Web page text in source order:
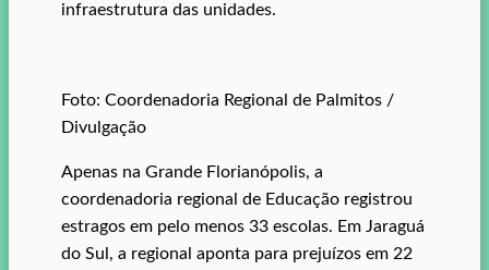
infraestrutura das unidades.
Foto: Coordenadoria Regional de Palmitos /
Divulgação
Apenas na Grande Florianópolis, a
coordenadoria regional de Educação registrou
estragos em pelo menos 33 escolas. Em Jaraguá
do Sul, a regional aponta para prejuízos em 22